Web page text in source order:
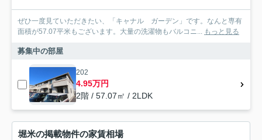
ぜひ一度見ていただきたい、「キャナル ガーデン」です。なんと専有
面積が57.07平米もございます。大量の洗濯物もバルコニ... もっと見る
募集中の部屋
202
4.95万円
2階 / 57.07㎡ / 2LDK
堀米の掲載物件の家賃相場